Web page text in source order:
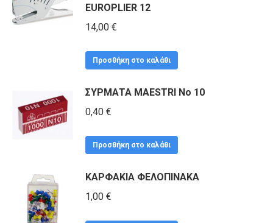
EUROPLIER 12
14,00 €
Προσθήκη στο καλάθι
ΣΥΡΜΑΤΑ MAESTRI Νο 10
0,40 €
Προσθήκη στο καλάθι
ΚΑΡΦΑΚΙΑ ΦΕΛΟΠΙΝΑΚΑ
1,00 €